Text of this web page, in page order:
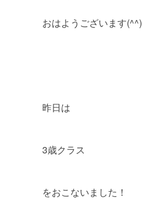
おはようございます(^^)
昨日は
3歳クラス
をおこないました！